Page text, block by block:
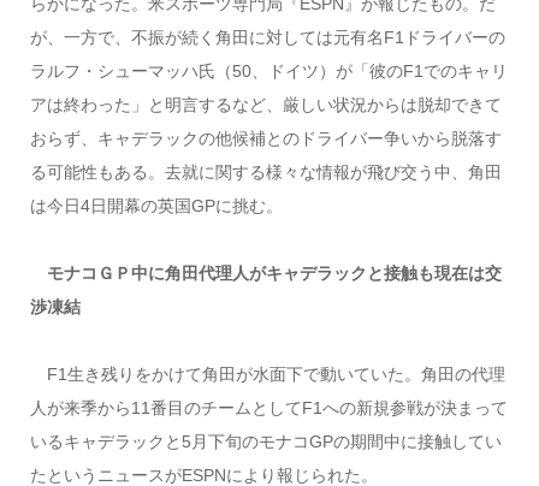
が、一方で、不振が続く角田に対しては元有名F1ドライバーの
ラルフ・シューマッハ氏（50、ドイツ）が「彼のF1でのキャリ
アは終わった」と明言するなど、厳しい状況からは脱却できて
おらず、キャデラックの他候補とのドライバー争いから脱落す
る可能性もある。去就に関する様々な情報が飛び交う中、角田
は今日4日開幕の英国GPに挑む。
モナコＧＰ中に角田代理人がキャデラックと接触も現在は交
渉凍結
F1生き残りをかけて角田が水面下で動いていた。角田の代理
人が来季から11番目のチームとしてF1への新規参戦が決まって
いるキャデラックと5月下旬のモナコGPの期間中に接触してい
たというニュースがESPNにより報じられた。